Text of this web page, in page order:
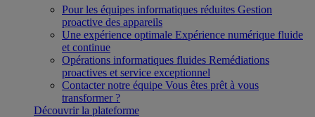
Pour les équipes informatiques réduites Gestion
proactive des appareils
Une expérience optimale Expérience numérique fluide
et continue
Opérations informatiques fluides Remédiations
proactives et service exceptionnel
Contacter notre équipe Vous êtes prêt à vous
transformer ?
Découvrir la plateforme